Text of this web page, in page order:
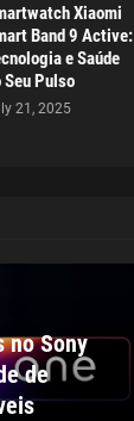
Xiaomi
Band 9 Active:
e Saúde
Seu Pulso
21, 2025
no Sony
de